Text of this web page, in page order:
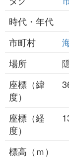
時代・年代
市町村
場所
座標（緯
度）
座標（経
度）
標高（ｍ）